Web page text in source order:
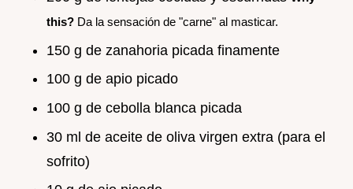
this? Da la sensación de "carne" al masticar.
150 g de zanahoria picada finamente
100 g de apio picado
100 g de cebolla blanca picada
30 ml de aceite de oliva virgen extra (para el
sofrito)